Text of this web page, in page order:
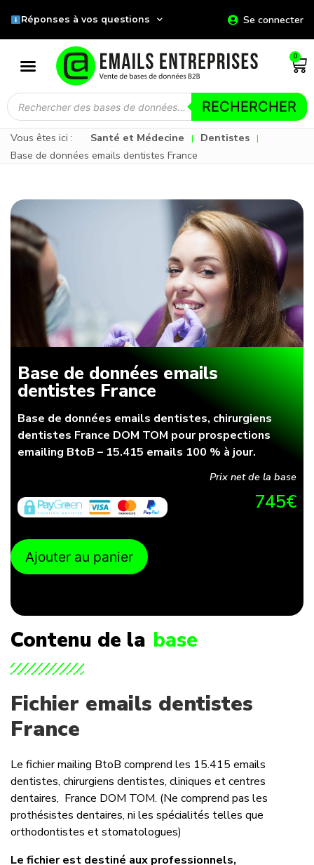
Réponses à vos questions Se connecter
0
RECHERCHER
Vous êtes ici : Santé et Médecine | Dentistes |
Base de données emails dentistes France
Base de données emails
dentistes France
Base de données emails dentistes, chirurgiens
dentistes France DOM TOM pour prospections
emailing BtoB – 15.415 emails 100 % à jour.
Prix net de la base
745€
Ajouter au panier
Contenu de la base
Fichier emails dentistes
France
Le fichier mailing BtoB comprend les 15.415 emails
dentistes, chirurgiens dentistes, cliniques et centres
dentaires, France DOM TOM. (Ne comprend pas les
prothésistes dentaires, ni les spécialités telles que
orthodontistes et stomatologues)
Le fichier est destiné aux professionnels,